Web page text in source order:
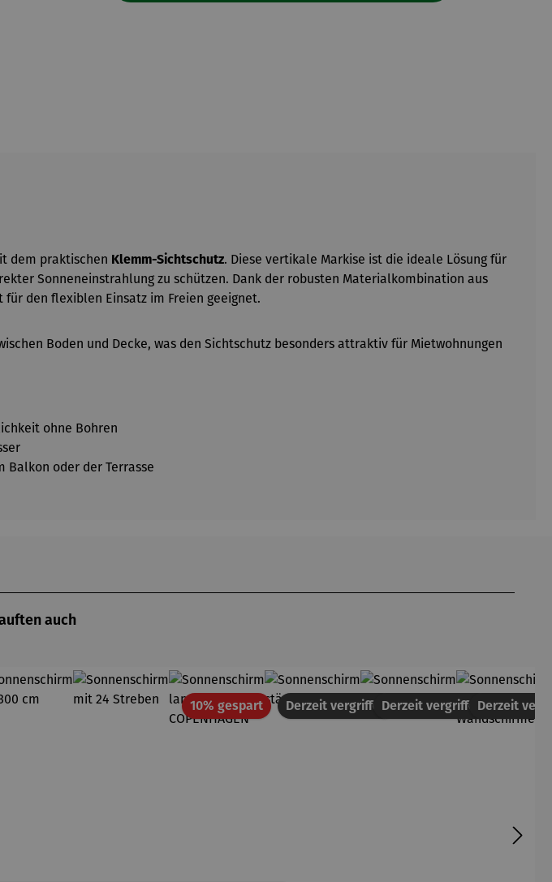
dem praktischen Klemm-Sichtschutz. Diese vertikale Markise ist die ideale Lösung für
Sonneneinstrahlung zu schützen. Dank der robusten Materialkombination aus
den flexiblen Einsatz im Freien geeignet.
Boden und Decke, was den Sichtschutz besonders attraktiv für Mietwohnungen
ohne Bohren
oder der Terrasse
auch
10% gespartRabattDerzeit vergriffenDerzeit vergriffenDerzeit